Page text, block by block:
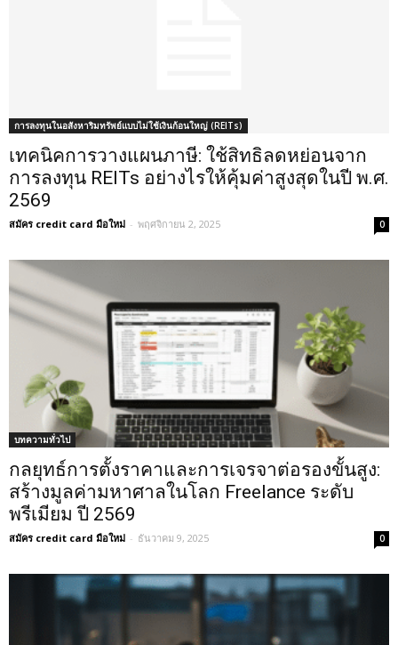
การลงทุนในอสังหาริมทรัพย์แบบไม่ใช้เงินก้อนใหญ่ (REITs)
เทคนิคการวางแผนภาษี: ใช้สิทธิลดหย่อนจาก
การลงทุน REITs อย่างไรให้คุ้มค่าสูงสุดในปี พ.ศ.
2569
สมัคร credit card มือใหม่ - พฤศจิกายน 2, 2025 0
บทความทั่วไป
กลยุทธ์การตั้งราคาและการเจรจาต่อรองขั้นสูง:
สร้างมูลค่ามหาศาลในโลก Freelance ระดับ
พรีเมียม ปี 2569
สมัคร credit card มือใหม่ - ธันวาคม 9, 2025 0